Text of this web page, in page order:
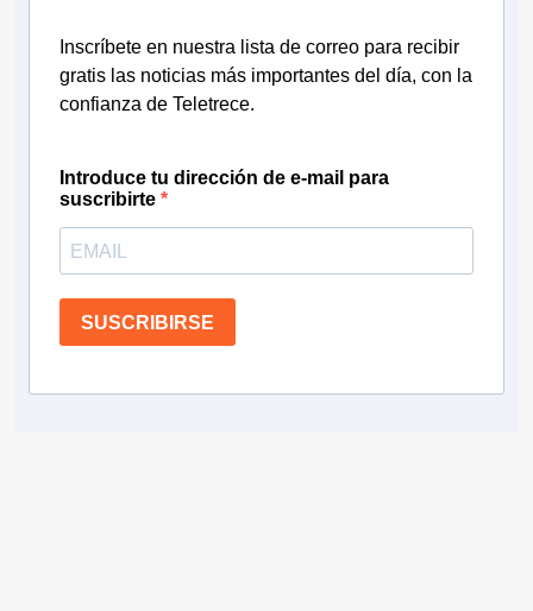
Inscríbete en nuestra lista de correo para recibir
gratis las noticias más importantes del día, con la
confianza de Teletrece.
Introduce tu dirección de e-mail para
suscribirte
SUSCRIBIRSE